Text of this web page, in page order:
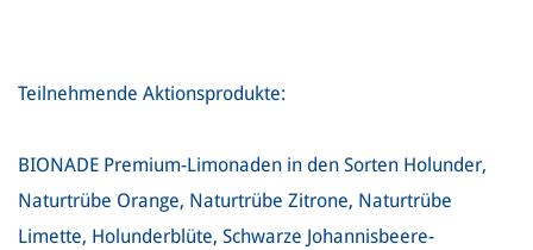
Teilnehmende Aktionsprodukte:
BIONADE Premium-Limonaden in den Sorten Holunder,
Naturtrübe Orange, Naturtrübe Zitrone, Naturtrübe
Limette, Holunderblüte, Schwarze Johannisbeere-